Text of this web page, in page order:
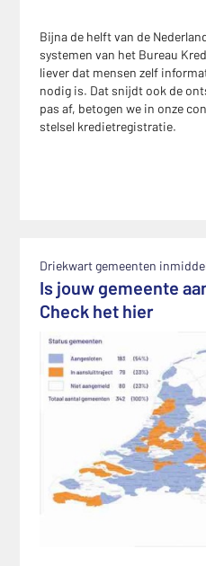
Bijna de helft van de
systemen van het Bureau
liever dat mensen zelf
nodig is. Dat snijdt ook de
pas af, betogen we in onze
stelsel kredietregistratie.
Driekwart gemeenten
Is jouw gemeente
Check het hier